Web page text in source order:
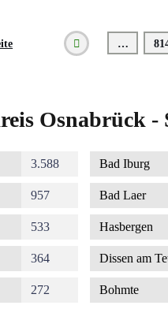
Vorherige
Seite
…
Osnabrück -
3.588
957
533
364
272
Bad Iburg
Bad Laer
Hasbergen
Dissen am
Bohmte